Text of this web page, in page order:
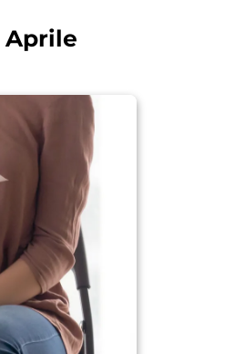
Aprile